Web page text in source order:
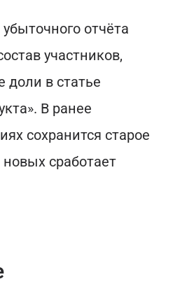
отчёта
участников,
доли в статье
В ранее
сохранится старое
сработает